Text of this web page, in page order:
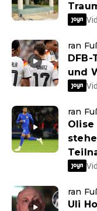
ran
und
ran
Olise
ran
Uli